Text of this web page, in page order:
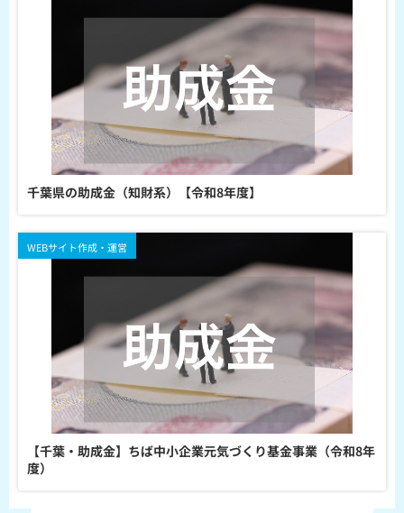
千葉県の助成金（知財系）【令和8年度】
【千葉・助成金】ちば中小企業元気づくり基金事業（令和8年
度）
WEBサイト作成・運営